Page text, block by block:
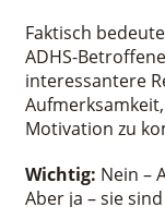
Faktisch
ADHS-
interessantere
Motivation zu
Wichtig: Nein –
Aber ja – sie